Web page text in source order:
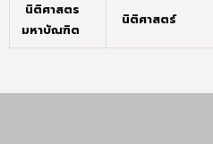
นิติศาสตร
มหาบัณฑิต
นิติศาสตร์